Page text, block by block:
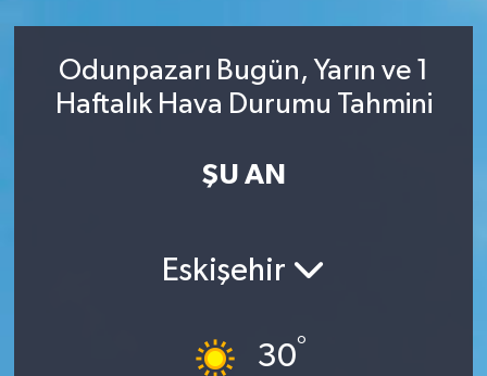
Odunpazarı Bugün, Yarın ve 1
Haftalık Hava Durumu Tahmini
ŞU AN
Eskişehir
30°
KÜNYE